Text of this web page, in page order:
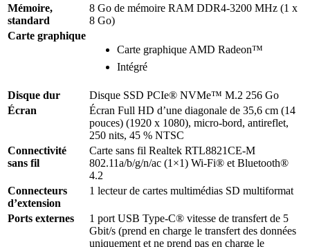
Mémoire,
standard
8 Go de mémoire RAM DDR4-3200 MHz (1 x
8 Go)
Carte graphique
Carte graphique AMD Radeon™
Intégré
Disque dur
Disque SSD PCIe® NVMe™ M.2 256 Go
Écran
Écran Full HD d’une diagonale de 35,6 cm (14
pouces) (1920 x 1080), micro-bord, antireflet,
250 nits, 45 % NTSC
Connectivité
sans fil
Carte sans fil Realtek RTL8821CE-M
802.11a/b/g/n/ac (1×1) Wi-Fi® et Bluetooth®
4.2
Connecteurs
d’extension
1 lecteur de cartes multimédias SD multiformat
Ports externes
1 port USB Type-C® vitesse de transfert de 5
Gbit/s (prend en charge le transfert des données
uniquement et ne prend pas en charge le